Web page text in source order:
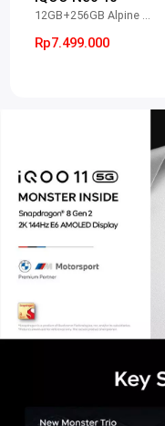
12GB+256GB Alpine White
Rp7.499.000